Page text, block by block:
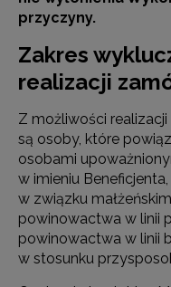
przyczyny.
Zakres
realizacji
Z możliwości
są osoby, które
osobami
w imieniu
w związku
powinowactwa w linii
powinowactwa w linii
w stosunku